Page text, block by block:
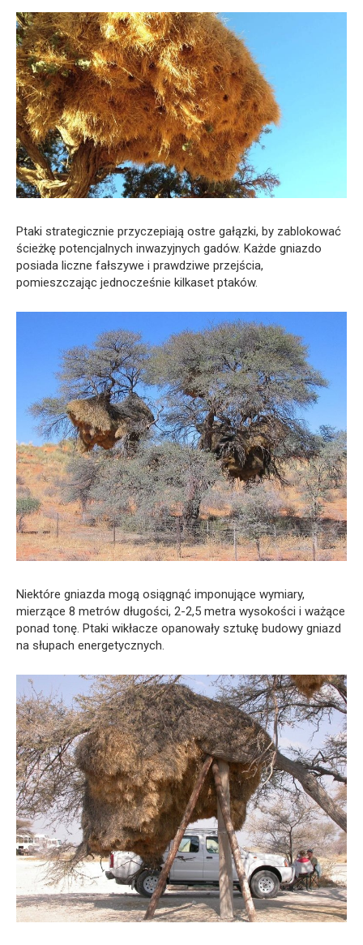
Ptaki strategicznie przyczepiają ostre gałązki, by zablokować
ścieżkę potencjalnych inwazyjnych gadów. Każde gniazdo
posiada liczne fałszywe i prawdziwe przejścia,
pomieszczając jednocześnie kilkaset ptaków.
Niektóre gniazda mogą osiągnąć imponujące wymiary,
mierzące 8 metrów długości, 2-2,5 metra wysokości i ważące
ponad tonę. Ptaki wikłacze opanowały sztukę budowy gniazd
na słupach energetycznych.